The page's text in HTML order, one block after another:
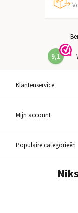
9,1
Klantenservice
Mijn account
Populaire categorieën